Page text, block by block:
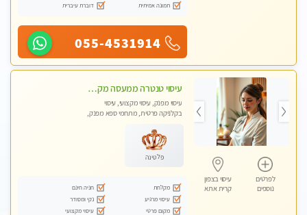
תמונה אמיתית
דוברת עיברית
055-4531914
לפרטים
נוספים
עיסוי בצפון
קרית אתא
עיסוי טנטרה ממעסה מקצועית חוויה מעולם אחר שכל אחד צריך לנסות ללא מין !!!
עיסוי מפנק, עיסוי מקצועי, עיסוי
בקלניקה פרטית, מתחמי ספא מפנק,
פלטינה
מקלחת
חניה חינם
עיסוי מרגיע
נקי ומסודר
מקום פרטי
עיסוי מקצועי